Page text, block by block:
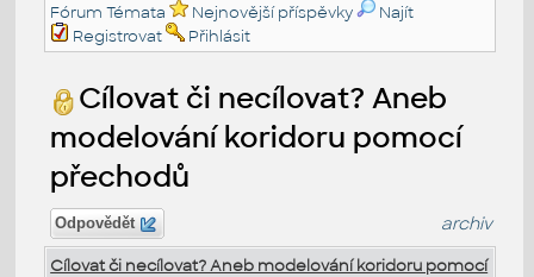
Fórum Témata
Nejnovější příspěvky
Najít
Registrovat
Přihlásit
Cílovat či necílovat? Aneb
modelování koridoru pomocí
přechodů
Odpovědět archiv
Cílovat či necílovat? Aneb modelování koridoru pomocí